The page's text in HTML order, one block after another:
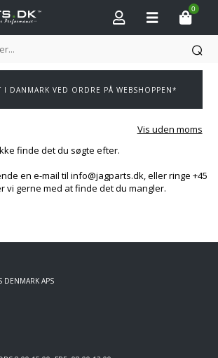
0
I DANMARK VED ORDRE PÅ WEBSHOPPEN*
Vis uden moms
finde det du søgte efter.
en e-mail til info@jagparts.dk, eller ringe +45
vi gerne med at finde det du mangler.
DENMARK APS